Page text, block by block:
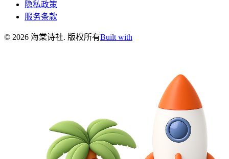
隐私政策
服务条款
© 2026 海棠诗社. 版权所有Built with